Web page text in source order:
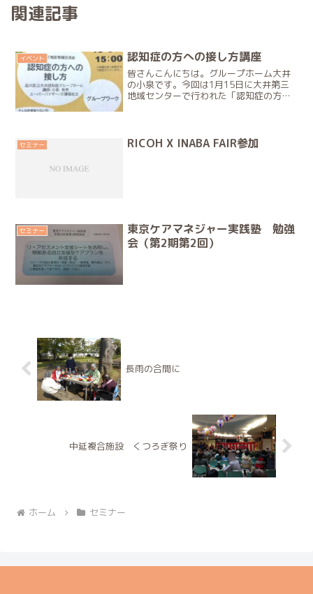
関連記事
イベント 認知症の方への接し方講座
皆さんこんにちは。グループホーム大井
の小泉です。今回は1月15日に大井第三
地域センターで行われた「認知症の方へ
の方より、「地域の方に向...
セミナー RICOH X INABA FAIR参加
セミナー
東京ケアマネジャー実践塾 勉強
会（第2期第2回）
長雨の合間に
中延複合施設 くつろぎ祭り
ホーム セミナー